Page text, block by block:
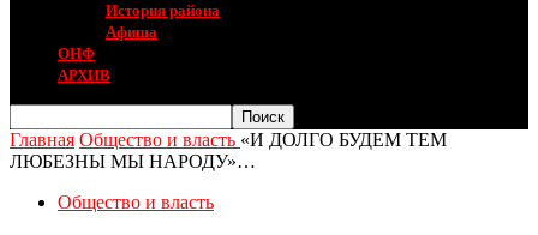
История района
Афиша
ОНФ
АРХИВ
Главная Общество и власть «И ДОЛГО БУДЕМ ТЕМ
ЛЮБЕЗНЫ МЫ НАРОДУ»…
Общество и власть